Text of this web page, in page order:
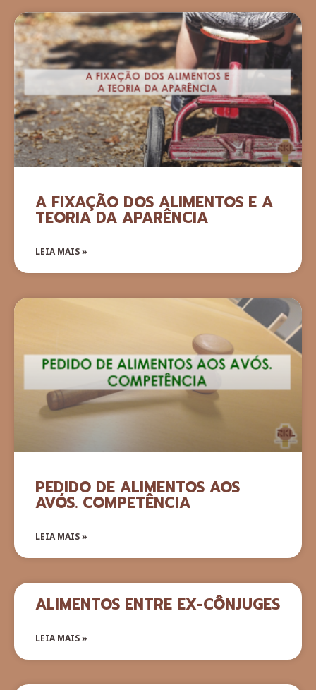
A FIXAÇÃO DOS ALIMENTOS E A
TEORIA DA APARÊNCIA
LEIA MAIS »
PEDIDO DE ALIMENTOS AOS
AVÓS. COMPETÊNCIA
LEIA MAIS »
ALIMENTOS ENTRE EX-CÔNJUGES
LEIA MAIS »